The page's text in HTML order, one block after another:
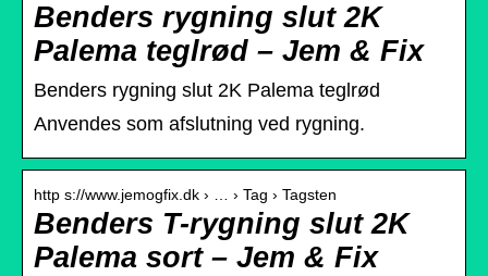
Benders rygning slut 2K
Palema teglrød – Jem & Fix
Benders rygning slut 2K Palema teglrød
Anvendes som afslutning ved rygning.
http s://www.jemogfix.dk › … › Tag › Tagsten
Benders T-rygning slut 2K
Palema sort – Jem & Fix